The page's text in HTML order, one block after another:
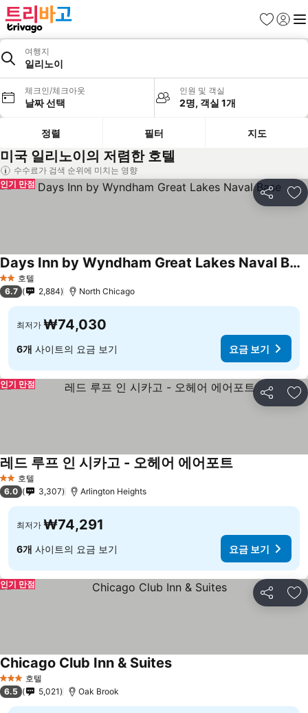
즐겨찾기
로그인
메
여행지
일리노이
체크인/체크아웃
날짜 선택
인원 및 객실
2명, 객실 1개
정렬 필터 지도
미국 일리노이의 저렴한 호텔
수수료가 검색 순위에 미치는 영향
공유 즐
인기 만점
2 성급호텔
Days Inn by Wyndham Great Lakes Naval Base
6.7 2,884 North Chicago
최저가 ₩74,030
6개 사이트의 요금 보기 요금 보기
공유 즐
인기 만점
2 성급호텔
레드 루프 인 시카고 - 오헤어 에어포트
6.0 3,307 Arlington Heights
최저가 ₩74,291
6개 사이트의 요금 보기 요금 보기
공유 즐
인기 만점
3 성급 호텔
Chicago Club Inn & Suites
6.5 5,021 Oak Brook